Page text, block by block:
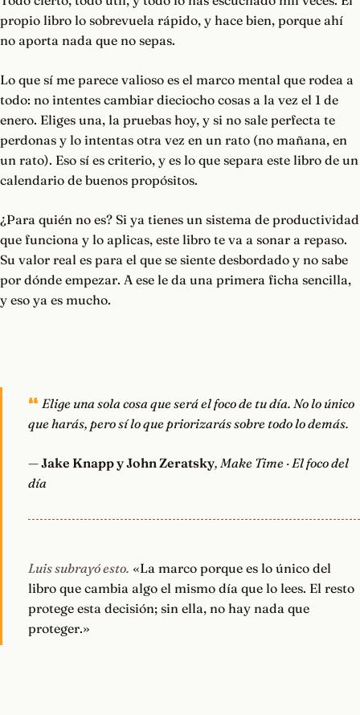
propio libro lo sobrevuela rápido, y hace bien, porque ahí
no aporta nada que no sepas.
Lo que sí me parece valioso es el marco mental que rodea a
todo: no intentes cambiar dieciocho cosas a la vez el 1 de
enero. Eliges una, la pruebas hoy, y si no sale perfecta te
perdonas y lo intentas otra vez en un rato (no mañana, en
un rato). Eso sí es criterio, y es lo que separa este libro de un
calendario de buenos propósitos.
¿Para quién no es? Si ya tienes un sistema de productividad
que funciona y lo aplicas, este libro te va a sonar a repaso.
Su valor real es para el que se siente desbordado y no sabe
por dónde empezar. A ese le da una primera ficha sencilla,
y eso ya es mucho.
Elige una sola cosa que será el foco de tu día. No lo único
que harás, pero sí lo que priorizarás sobre todo lo demás.
—Jake Knapp y John Zeratsky, Make Time · El foco del
día
Luis subrayó esto. «La marco porque es lo único del
libro que cambia algo el mismo día que lo lees. El resto
protege esta decisión; sin ella, no hay nada que
proteger.»